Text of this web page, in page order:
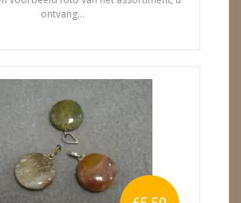
ontvang...